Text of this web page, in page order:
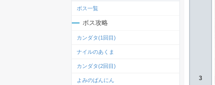
3
ボス一覧
ボス攻略
カンダタ(1回目)
ナイルのあくま
カンダタ(2回目)
よみのばんにん